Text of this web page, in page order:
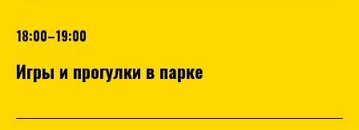
18:00–19:00
Игры и прогулки в парке